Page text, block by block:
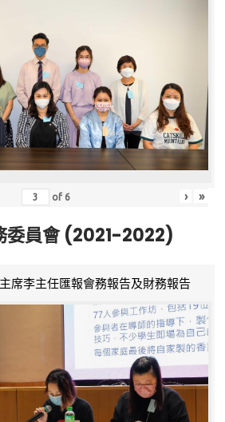
of 6 › »
委員會 (2021-2022)
席李主任匯報會務報告及財務報告